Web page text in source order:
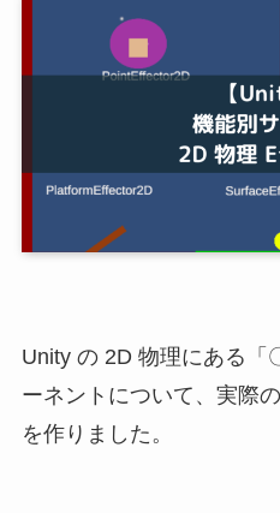
Unity の 2D 物理にある「
ーネントについて、実際
を作りました。